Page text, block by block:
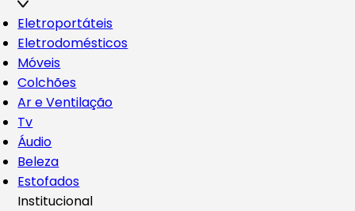
Eletroportáteis
Eletrodomésticos
Móveis
Colchões
Ar e Ventilação
Tv
Áudio
Beleza
Estofados
Institucional